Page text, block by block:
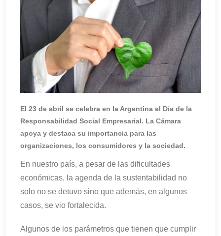
El 23 de abril se celebra en la Argentina el Día de la
Responsabilidad Social Empresarial. La Cámara
apoya y destaca su importancia para las
organizaciones, los consumidores y la sociedad.
En nuestro país, a pesar de las dificultades
económicas, la agenda de la sustentabilidad no
solo no se detuvo sino que además, en algunos
casos, se vio fortalecida.
Algunos de los parámetros que tienen que cumplir